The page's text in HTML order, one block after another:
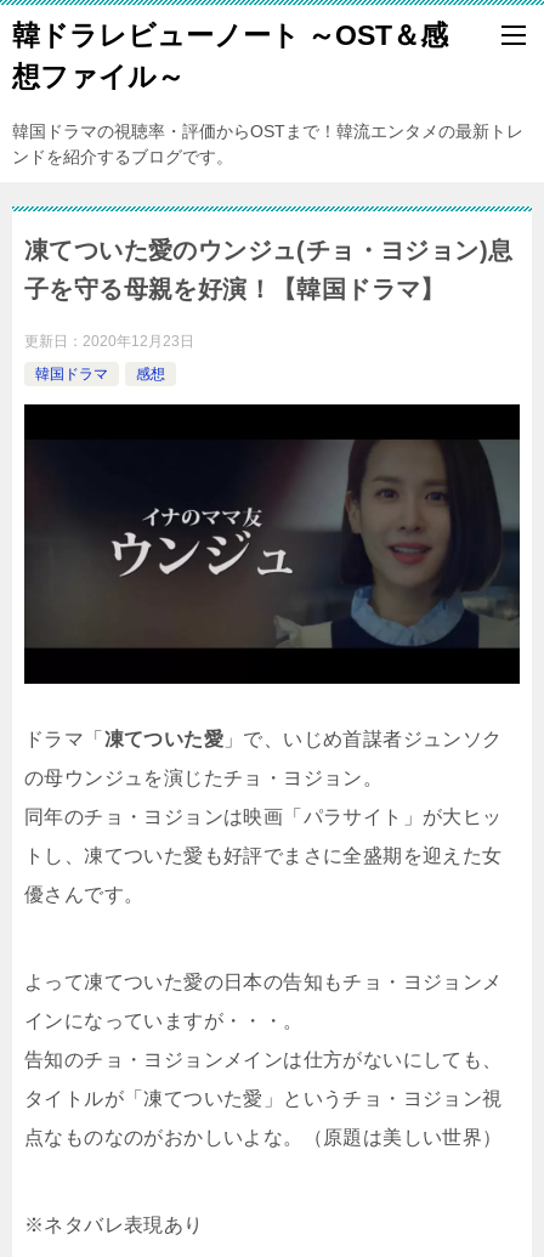
韓ドラレビューノート ～OST＆感
想ファイル～
韓国ドラマの視聴率・評価からOSTまで！韓流エンタメの最新トレ
ンドを紹介するブログです。
凍てついた愛のウンジュ(チョ・ヨジョン)息
子を守る母親を好演！【韓国ドラマ】
更新日： 2020年12月23日
韓国ドラマ
感想
ドラマ「 凍てついた愛 」で、いじめ首謀者ジュンソク
の母ウンジュを演じたチョ・ヨジョン。
同年のチョ・ヨジョンは映画「パラサイト」が大ヒッ
トし、凍てついた愛も好評でまさに全盛期を迎えた女
優さんです。
よって凍てついた愛の日本の告知もチョ・ヨジョンメ
インになっていますが・・・。
告知のチョ・ヨジョンメインは仕方がないにしても、
タイトルが「凍てついた愛」というチョ・ヨジョン視
点なものなのがおかしいよな。（原題は美しい世界）
※ネタバレ表現あり